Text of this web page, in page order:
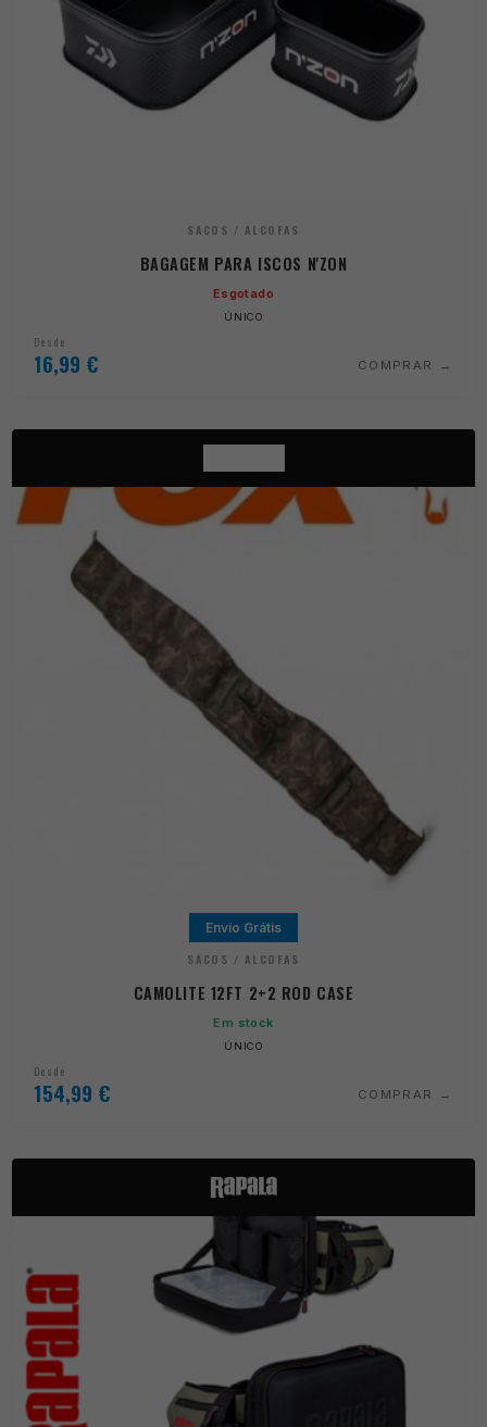
SACOS / ALCOFAS
BAGAGEM PARA ISCOS N'ZON
Esgotado
ÚNICO
Desde
16,99 € COMPRAR
Envio Grátis
SACOS / ALCOFAS
CAMOLITE 12FT 2+2 ROD CASE
Em stock
ÚNICO
Desde
154,99 € COMPRAR